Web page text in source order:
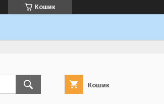
Кошик
Кошик